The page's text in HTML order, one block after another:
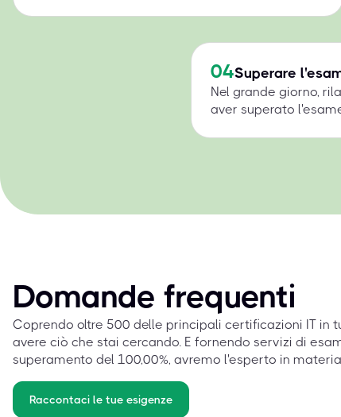
04Superare
Nel grande giorno,
aver superato
Domande frequenti
Coprendo oltre 500 delle principali certificazioni IT in
avere ciò che stai cercando. E fornendo servizi di
superamento del 100,00%, avremo l'esperto in
Raccontaci le tue esigenze